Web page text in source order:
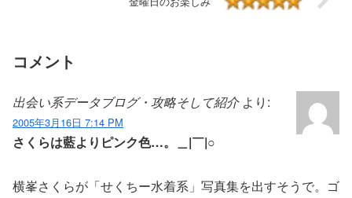
コメント
出会い系データブログ・攻略そして紹介 より:
2005年3月16日 7:14 PM
さくらは藍よりピンク色…。＿|￣|○
横峯さくらが「せくちー水着系」写真集を出すそうで。ゴ